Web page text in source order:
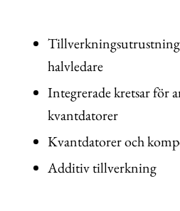
Tillverkningsutrustning
halvledare
Integrerade kretsar för
kvantdatorer
Kvantdatorer och
Additiv tillverkning